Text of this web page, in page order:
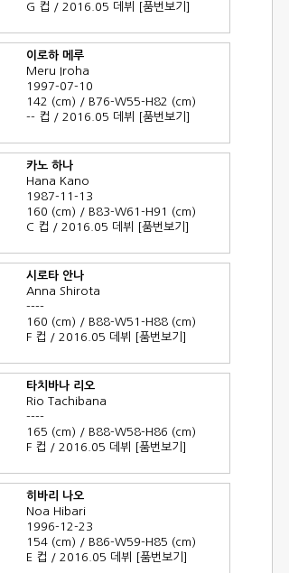
G 컵 / 2016.05 데뷔
[품번보기]
이로하 메루
Meru Iroha
1997-07-10
142 (cm) / B76-W55-H82 (cm)
-- 컵 / 2016.05 데뷔
[품번보기]
카노 하나
Hana Kano
1987-11-13
160 (cm) / B83-W61-H91 (cm)
C 컵 / 2016.05 데뷔
[품번보기]
시로타 안나
Anna Shirota
----
160 (cm) / B88-W51-H88 (cm)
F 컵 / 2016.05 데뷔
[품번보기]
타치바나 리오
Rio Tachibana
----
165 (cm) / B88-W58-H86 (cm)
F 컵 / 2016.05 데뷔
[품번보기]
히바리 나오
Noa Hibari
1996-12-23
154 (cm) / B86-W59-H85 (cm)
E 컵 / 2016.05 데뷔
[품번보기]